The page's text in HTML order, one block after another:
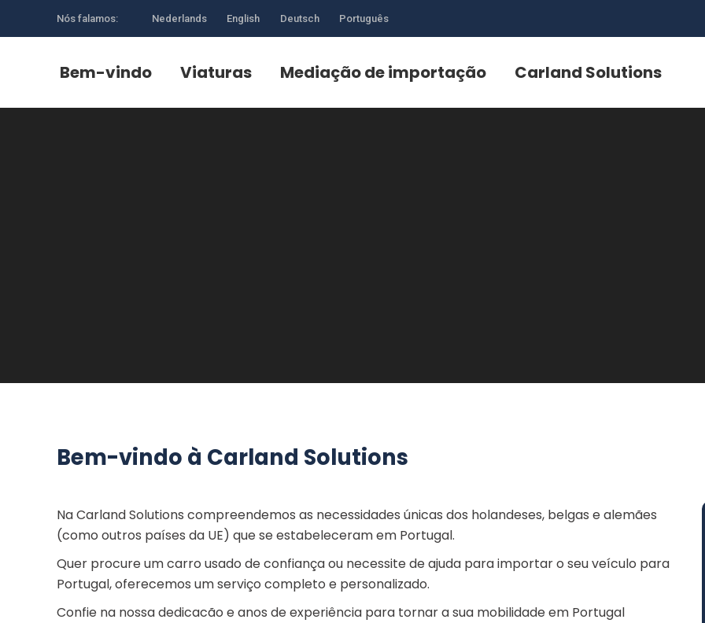
Nós falamos: Nederlands English Deutsch Português
Bem-vindo Viaturas Mediação de importação Carland Solutions
Bem-vindo à Carland Solutions
Na Carland Solutions compreendemos as necessidades únicas dos holandeses, belgas e alemães
(como outros países da UE) que se estabeleceram em Portugal.
Quer procure um carro usado de confiança ou necessite de ajuda para importar o seu veículo para
Portugal, oferecemos um serviço completo e personalizado.
Confie na nossa dedicacão e anos de experiência para tornar a sua mobilidade em Portugal